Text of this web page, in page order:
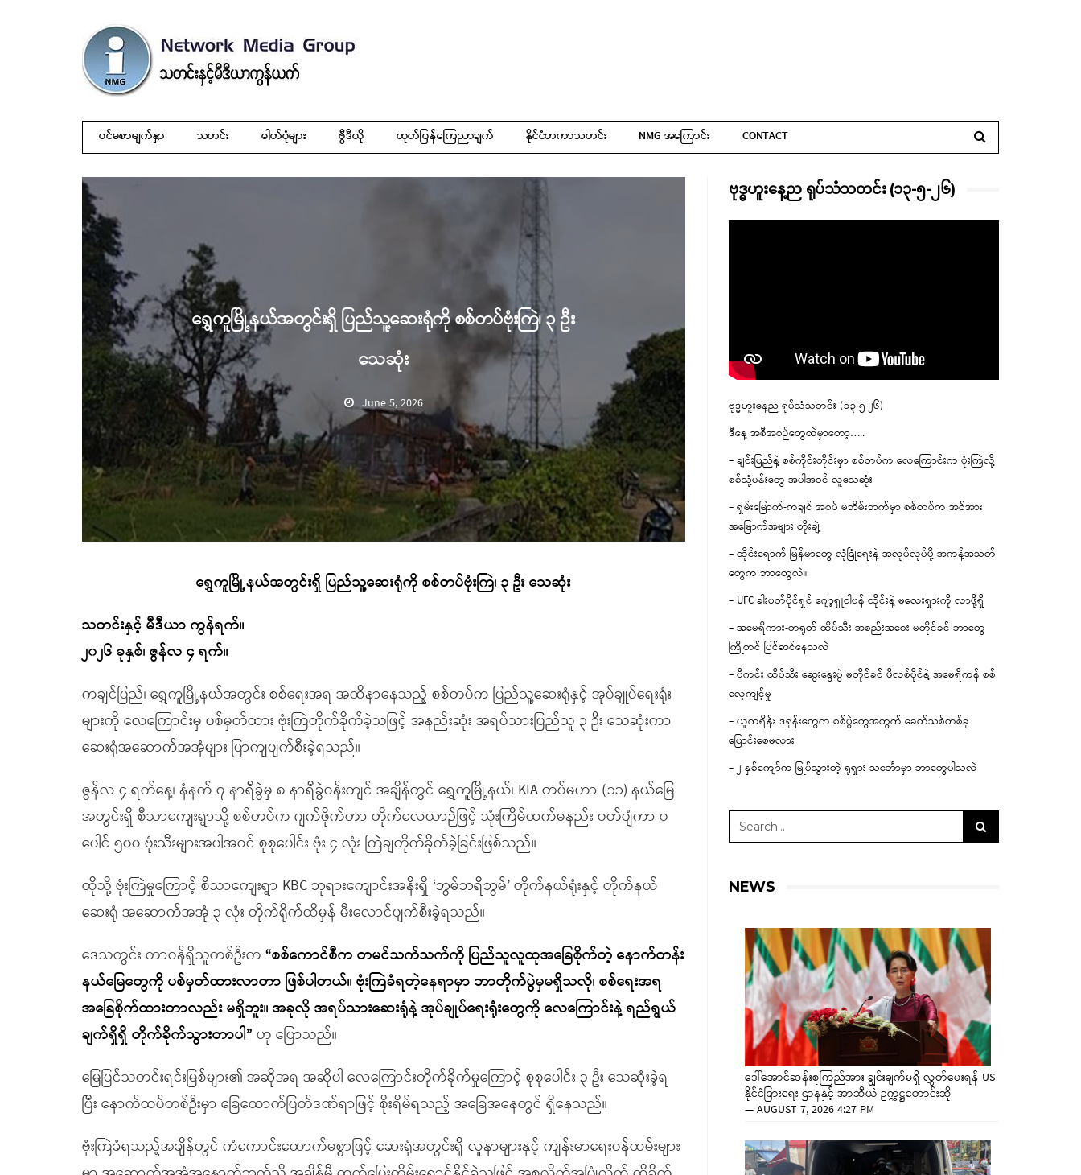
ပင်မစာမျက်နှာ သတင်း ဓါတ်ပုံများ ဗွီဒီယို ထုတ်ပြန်ကြေညာချက် နိုင်ငံတကာသတင်း NMG အကြောင်း CONTACT
ရွှေကူမြို့နယ်အတွင်းရှိ ပြည်သူ့ဆေးရုံကို စစ်တပ်ဗုံးကြဲ၊ ၃ ဦး
သေဆုံး
June 5, 2026
ရွှေကူမြို့နယ်အတွင်းရှိ ပြည်သူ့ဆေးရုံကို စစ်တပ်ဗုံးကြဲ၊ ၃ ဦး သေဆုံး
သတင်းနှင့် မီဒီယာ ကွန်ရက်။
၂၀၂၆ ခုနှစ်၊ ဇွန်လ ၄ ရက်။
ကချင်ပြည်၊ ရွှေကူမြို့နယ်အတွင်း စစ်ရေးအရ အထိနာနေသည့် စစ်တပ်က ပြည်သူ့ဆေးရုံနှင့် အုပ်ချုပ်ရေးရုံး
များကို လေကြောင်းမှ ပစ်မှတ်ထား ဗုံးကြဲတိုက်ခိုက်ခဲ့သဖြင့် အနည်းဆုံး အရပ်သားပြည်သူ ၃ ဦး သေဆုံးကာ
ဆေးရုံအဆောက်အအုံများ ပြာကျပျက်စီးခဲ့ရသည်။
ဇွန်လ ၄ ရက်နေ့၊ နံနက် ၇ နာရီခွဲမှ ၈ နာရီခွဲဝန်းကျင် အချိန်တွင် ရွှေကူမြို့နယ်၊ KIA တပ်မဟာ (၁၁) နယ်မြေ
အတွင်းရှိ စီသာကျေးရွာသို့ စစ်တပ်က ဂျက်ဖိုက်တာ တိုက်လေယာဉ်ဖြင့် သုံးကြိမ်ထက်မနည်း ပတ်ပျံကာ ပ
ပေါင် ၅၀၀ ဗုံးသီးများအပါအဝင် စုစုပေါင်း ဗုံး ၄ လုံး ကြဲချတိုက်ခိုက်ခဲ့ခြင်းဖြစ်သည်။
ထိုသို့ ဗုံးကြဲမှုကြောင့် စီသာကျေးရွာ KBC ဘုရားကျောင်းအနီးရှိ ‘ဘွမ်ဘရီဘွမ်’ တိုက်နယ်ရုံးနှင့် တိုက်နယ်
ဆေးရုံ အဆောက်အအုံ ၃ လုံး တိုက်ရိုက်ထိမှန် မီးလောင်ပျက်စီးခဲ့ရသည်။
ဒေသတွင်း တာဝန်ရှိသူတစ်ဦးက “စစ်ကောင်စီက တမင်သက်သက်ကို ပြည်သူလူထုအခြေစိုက်တဲ့ နောက်တန်း
နယ်မြေတွေကို ပစ်မှတ်ထားလာတာ ဖြစ်ပါတယ်။ ဗုံးကြဲခံရတဲ့နေရာမှာ ဘာတိုက်ပွဲမှမရှိသလို၊ စစ်ရေးအရ
အခြေစိုက်ထားတာလည်း မရှိဘူး။ အခုလို အရပ်သားဆေးရုံနဲ့ အုပ်ချုပ်ရေးရုံးတွေကို လေကြောင်းနဲ့ ရည်ရွယ်
ချက်ရှိရှိ တိုက်ခိုက်သွားတာပါ” ဟု ပြောသည်။
မြေပြင်သတင်းရင်းမြစ်များ၏ အဆိုအရ အဆိုပါ လေကြောင်းတိုက်ခိုက်မှုကြောင့် စုစုပေါင်း ၃ ဦး သေဆုံးခဲ့ရ
ပြီး နောက်ထပ်တစ်ဦးမှာ ခြေထောက်ပြတ်ဒဏ်ရာဖြင့် စိုးရိမ်ရသည့် အခြေအနေတွင် ရှိနေသည်။
ဗုံးကြဲခံရသည့်အချိန်တွင် ကံကောင်းထောက်မစွာဖြင့် ဆေးရုံအတွင်းရှိ လူနာများနှင့် ကျန်းမာရေးဝန်ထမ်းများ
ဗုဒ္ဓဟူးနေ့ည ရုပ်သံသတင်း (၁၃-၅-၂၆)
ဗုဒ္ဓဟူးနေ့ည ရုပ်သံသတင်း (၁၃-၅-၂၆)
ဒီနေ့ အစီအစဉ်တွေထဲမှာတော့…..
– ချင်းပြည်နဲ့ စစ်ကိုင်းတိုင်းမှာ စစ်တပ်က လေကြောင်းက ဗုံးကြဲလို့
စစ်သုံ့ပန်းတွေ အပါအဝင် လူသေဆုံး
– ရှမ်းမြောက်-ကချင် အစပ် မဘိမ်းဘက်မှာ စစ်တပ်က အင်အား
အမြောက်အများ တိုးချဲ့
– ထိုင်းရောက် မြန်မာတွေ လုံခြုံရေးနဲ့ အလုပ်လုပ်ဖို့ အကန့်အသတ်
တွေက ဘာတွေလဲ။
– UFC ခါးပတ်ပိုင်ရှင် ဂျော့ရှူဝါဗန် ထိုင်းနဲ့ မလေးရှားကို လာဖို့ရှိ
– အမေရိကား-တရုတ် ထိပ်သီး အစည်းအဝေး မတိုင်ခင် ဘာတွေ
ကြိုတင် ပြင်ဆင်နေသလဲ
– ပီကင်း ထိပ်သီး ဆွေးနွေးပွဲ မတိုင်ခင် ဖိလစ်ပိုင်နဲ့ အမေရိကန် စစ်
လေ့ကျင့်မှု
– ယူကရိန်း ဒရုန်းတွေက စစ်ပွဲတွေအတွက် ခေတ်သစ်တစ်ခု
ပြောင်းစေမလား
– ၂ နှစ်ကျော်က မြုပ်သွားတဲ့ ရုရှား သင်္ဘောမှာ ဘာတွေပါသလဲ
NEWS
ဒေါ်အောင်ဆန်းစုကြည်အား ချွင်းချက်မရှိ လွှတ်ပေးရန် US
နိုင်ငံခြားရေး ဌာနနှင့် အာဆီယံ ဥက္ကဋ္ဌတောင်းဆို
—AUGUST 7, 2026 4:27 PM